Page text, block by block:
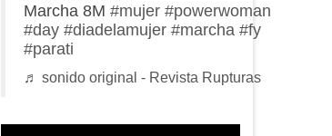
Marcha 8M #mujer #powerwoman
#day #diadelamujer #marcha #fy
#parati
♬ sonido original - Revista Rupturas